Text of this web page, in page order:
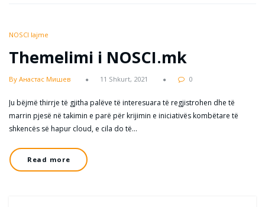
NOSCI lajme
Themelimi i NOSCI.mk
By Анастас Мишев 11 Shkurt, 2021 0
Ju bëjmë thirrje të gjitha palëve të interesuara të regjistrohen dhe të
marrin pjesë në takimin e parë për krijimin e iniciativës kombëtare të
shkencës së hapur cloud, e cila do të…
Read more